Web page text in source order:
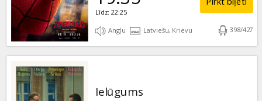
Līdz: 22:25
Angļu Latviešu, Krievu 398/427
Ielūgums